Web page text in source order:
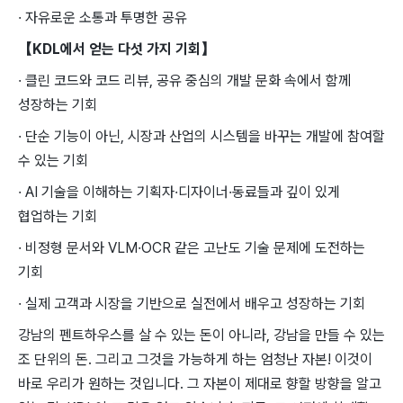
· 자유로운 소통과 투명한 공유
【KDL에서 얻는 다섯 가지 기회】
· 클린 코드와 코드 리뷰, 공유 중심의 개발 문화 속에서 함께
성장하는 기회
· 단순 기능이 아닌, 시장과 산업의 시스템을 바꾸는 개발에 참여할
수 있는 기회
· AI 기술을 이해하는 기획자·디자이너·동료들과 깊이 있게
협업하는 기회
· 비정형 문서와 VLM·OCR 같은 고난도 기술 문제에 도전하는
기회
· 실제 고객과 시장을 기반으로 실전에서 배우고 성장하는 기회
강남의 펜트하우스를 살 수 있는 돈이 아니라, 강남을 만들 수 있는
조 단위의 돈. 그리고 그것을 가능하게 하는 엄청난 자본! 이것이
바로 우리가 원하는 것입니다. 그 자본이 제대로 향할 방향을 알고